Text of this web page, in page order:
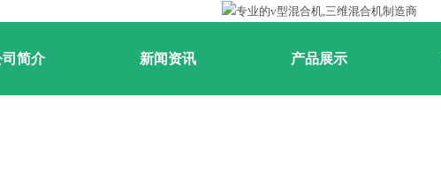
司简介 新闻资讯 产品展示